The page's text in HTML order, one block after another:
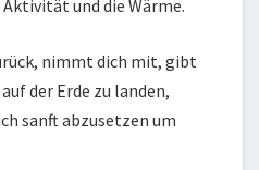
und die Wärme.
nimmt dich mit, gibt
der Erde zu landen,
sanft abzusetzen um